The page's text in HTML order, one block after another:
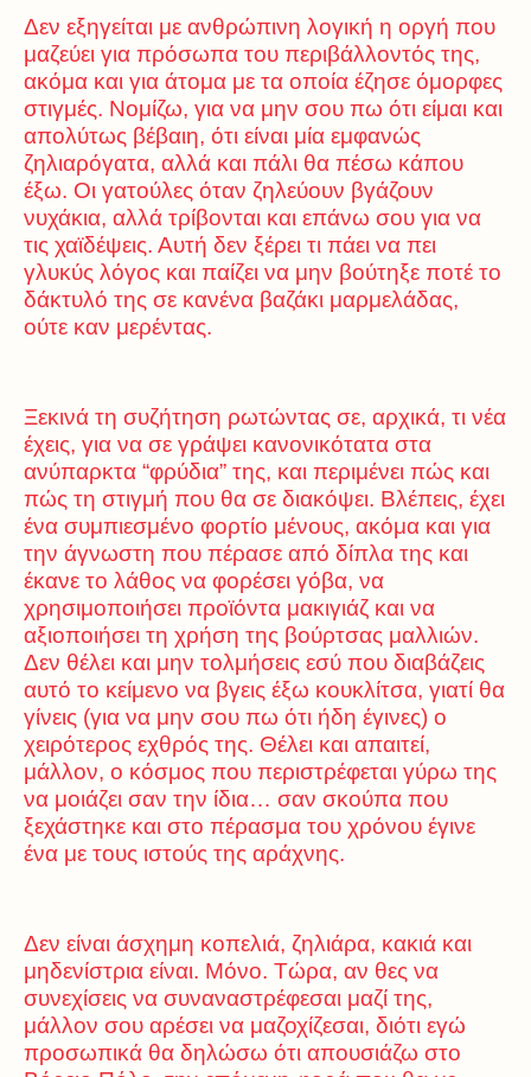
Δεν εξηγείται με ανθρώπινη λογική η οργή που
μαζεύει για πρόσωπα του περιβάλλοντός της,
ακόμα και για άτομα με τα οποία έζησε όμορφες
στιγμές. Νομίζω, για να μην σου πω ότι είμαι και
απολύτως βέβαιη, ότι είναι μία εμφανώς
ζηλιαρόγατα, αλλά και πάλι θα πέσω κάπου
έξω. Οι γατούλες όταν ζηλεύουν βγάζουν
νυχάκια, αλλά τρίβονται και επάνω σου για να
τις χαϊδέψεις. Αυτή δεν ξέρει τι πάει να πει
γλυκύς λόγος και παίζει να μην βούτηξε ποτέ το
δάκτυλό της σε κανένα βαζάκι μαρμελάδας,
ούτε καν μερέντας.
Ξεκινά τη συζήτηση ρωτώντας σε, αρχικά, τι νέα
έχεις, για να σε γράψει κανονικότατα στα
ανύπαρκτα “φρύδια” της, και περιμένει πώς και
πώς τη στιγμή που θα σε διακόψει. Βλέπεις, έχει
ένα συμπιεσμένο φορτίο μένους, ακόμα και για
την άγνωστη που πέρασε από δίπλα της και
έκανε το λάθος να φορέσει γόβα, να
χρησιμοποιήσει προϊόντα μακιγιάζ και να
αξιοποιήσει τη χρήση της βούρτσας μαλλιών.
Δεν θέλει και μην τολμήσεις εσύ που διαβάζεις
αυτό το κείμενο να βγεις έξω κουκλίτσα, γιατί θα
γίνεις (για να μην σου πω ότι ήδη έγινες) ο
χειρότερος εχθρός της. Θέλει και απαιτεί,
μάλλον, ο κόσμος που περιστρέφεται γύρω της
να μοιάζει σαν την ίδια… σαν σκούπα που
ξεχάστηκε και στο πέρασμα του χρόνου έγινε
ένα με τους ιστούς της αράχνης.
Δεν είναι άσχημη κοπελιά, ζηλιάρα, κακιά και
μηδενίστρια είναι. Μόνο. Τώρα, αν θες να
συνεχίσεις να συναναστρέφεσαι μαζί της,
μάλλον σου αρέσει να μαζοχίζεσαι, διότι εγώ
προσωπικά θα δηλώσω ότι απουσιάζω στο